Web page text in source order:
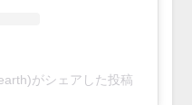
がシェアした投稿